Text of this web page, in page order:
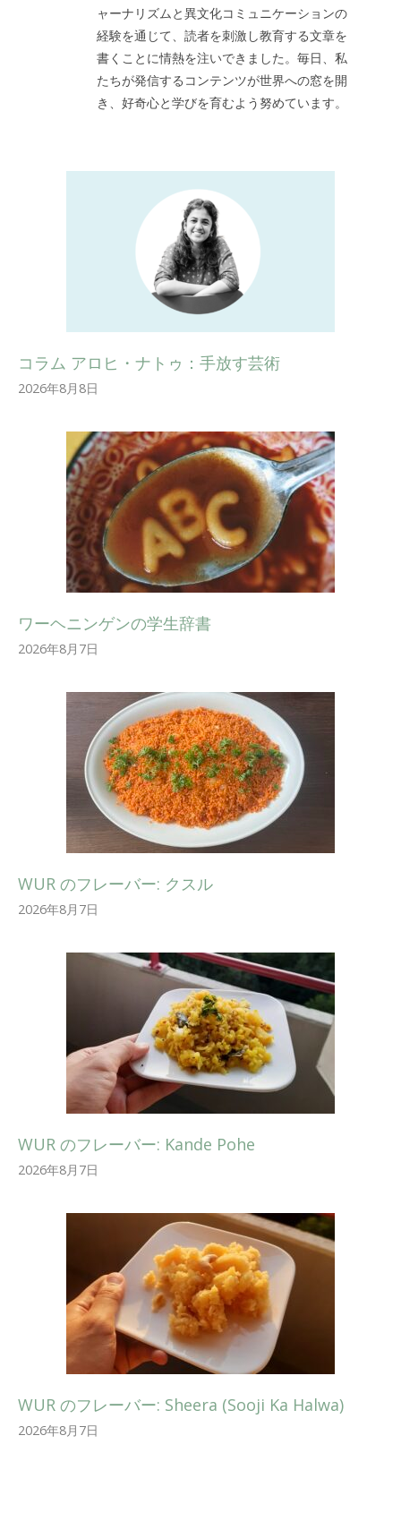
ャーナリズムと異文化コミュニケーションの
経験を通じて、読者を刺激し教育する文章を
書くことに情熱を注いできました。毎日、私
たちが発信するコンテンツが世界への窓を開
き、好奇心と学びを育むよう努めています。
コラム アロヒ・ナトゥ：手放す芸術
2026年8月8日
ワーヘニンゲンの学生辞書
2026年8月7日
WUR のフレーバー: クスル
2026年8月7日
WUR のフレーバー: Kande Pohe
2026年8月7日
WUR のフレーバー: Sheera (Sooji Ka Halwa)
2026年8月7日